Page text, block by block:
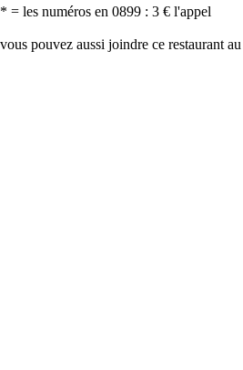
* = les numéros en 0899 : 3 € l'appel
vous pouvez aussi joindre ce restaurant